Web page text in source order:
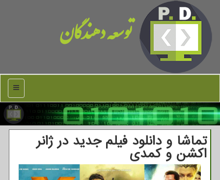
توسعه دهندگان
منو
تماشا و دانلود فیلم جدید در ژانر
اکشن و کمدی